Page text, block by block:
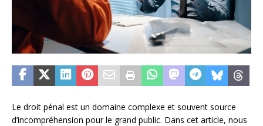
Le droit pénal est un domaine complexe et souvent source
d’incompréhension pour le grand public. Dans cet article, nous